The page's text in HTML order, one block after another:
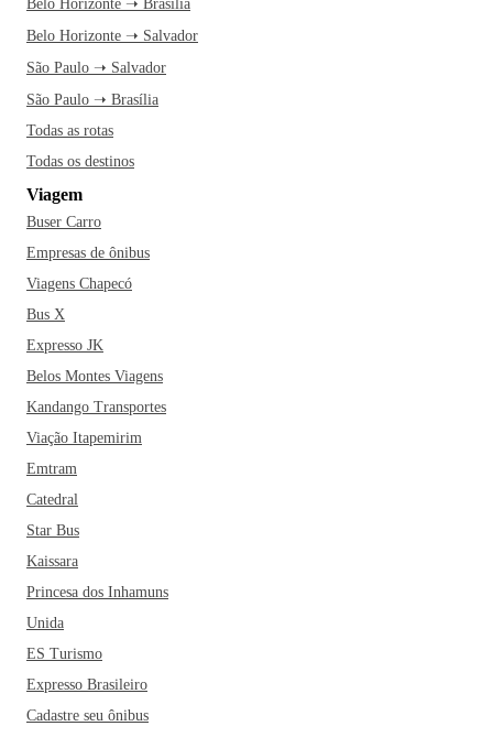
Belo Horizonte ➝ Brasília
Belo Horizonte ➝ Salvador
São Paulo ➝ Salvador
São Paulo ➝ Brasília
Todas as rotas
Todas os destinos
Viagem
Buser Carro
Empresas de ônibus
Viagens Chapecó
Bus X
Expresso JK
Belos Montes Viagens
Kandango Transportes
Viação Itapemirim
Emtram
Catedral
Star Bus
Kaissara
Princesa dos Inhamuns
Unida
ES Turismo
Expresso Brasileiro
Cadastre seu ônibus